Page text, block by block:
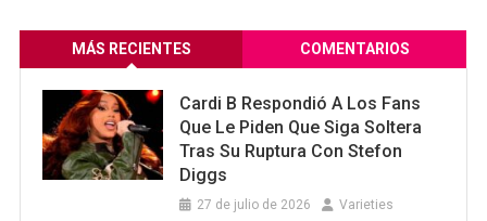
MÁS RECIENTES COMENTARIOS
Cardi B Respondió A Los Fans
Que Le Piden Que Siga Soltera
Tras Su Ruptura Con Stefon
Diggs
27 de julio de 2026 Varieties